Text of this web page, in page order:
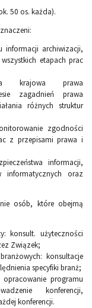
50 os. każda).
informacji archiwizacji,
etapach prac
krajowa prawa
zagadnień prawa
różnych struktur
zgodności
z przepisami prawa i
informacji,
informatycznych oraz
osób, które obejmą
konsult. użyteczności
Związek;
konsultacje
specyfiki branż;
opracowanie programu
konferencji,
konferencji.